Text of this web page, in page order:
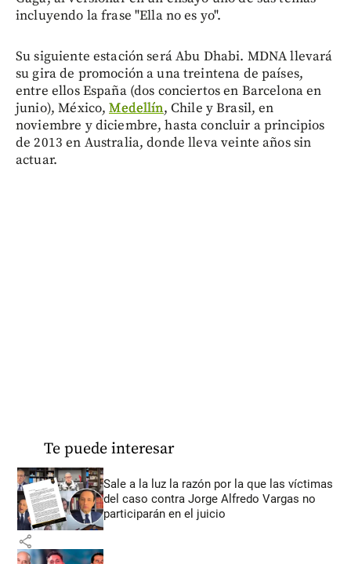
incluyendo la frase "Ella no es yo".
Su siguiente estación será Abu Dhabi. MDNA llevará
su gira de promoción a una treintena de países,
entre ellos España (dos conciertos en Barcelona en
junio), México,Medellín, Chile y Brasil, en
noviembre y diciembre, hasta concluir a principios
de 2013 en Australia, donde lleva veinte años sin
actuar.
Te puede interesar
Sale a la luz la razón por la que las víctimas
del caso contra Jorge Alfredo Vargas no
participarán en el juicio
share